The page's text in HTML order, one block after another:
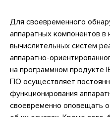
Для своевременного
аппаратных компонентов
вычислительных систем
аппаратно-
на программном продукте
ПО осуществляет
функционирования
своевременно оповещать